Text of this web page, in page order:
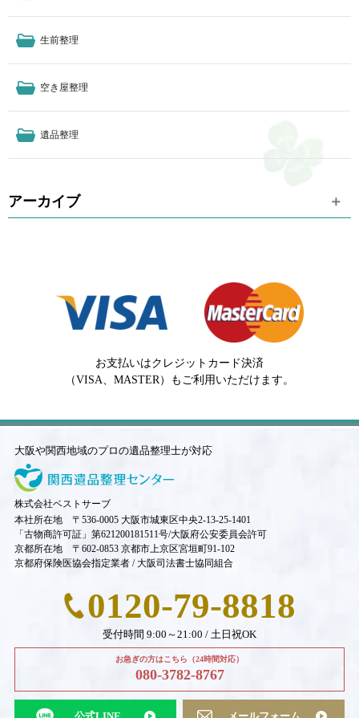
生前整理
空き屋整理
遺品整理
アーカイブ
お支払いはクレジットカード決済
（VISA、MASTER）もご利用いただけます。
大阪や関西地域のプロの遺品整理士が対応
株式会社ベストサーブ
本社所在地 〒536-0005 大阪市城東区中央2-13-25-1401
「古物商許可証」第621200181511号/大阪府公安委員会許可
京都所在地 〒602-0853 京都市上京区宮垣町91-102
京都府保険医協会指定業者 / 大阪司法書士協同組合
0120-79-8818
受付時間 9:00～21:00 / 土日祝OK
お急ぎの方はこちら（24時間対応）
080-3782-8767